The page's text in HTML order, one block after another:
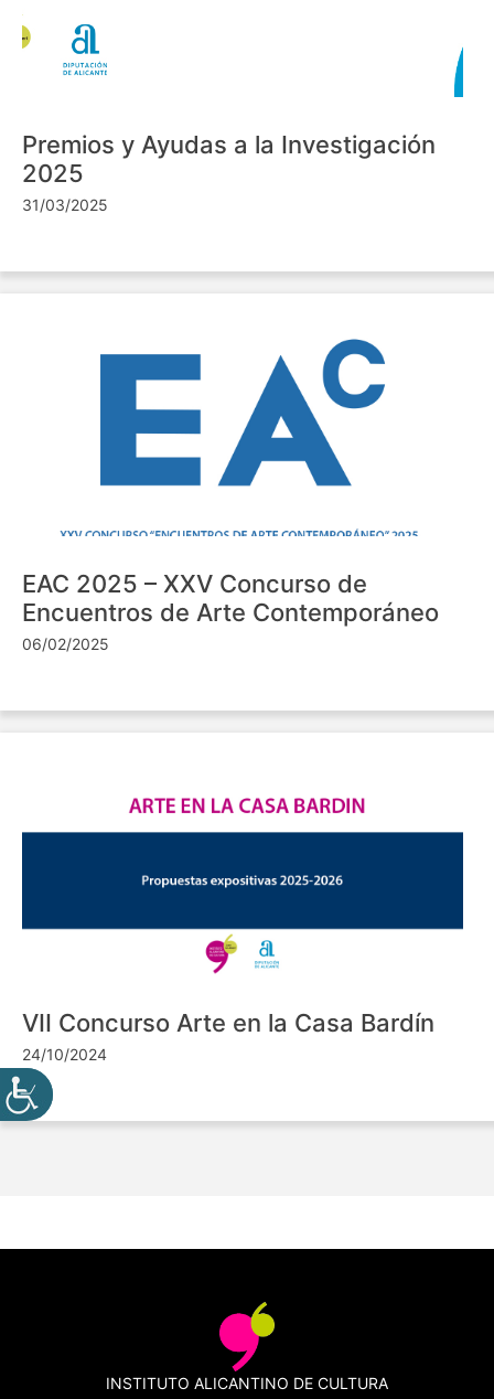
Premios y Ayudas a la Investigación
2025
31/03/2025
EAC 2025 – XXV Concurso de
Encuentros de Arte Contemporáneo
06/02/2025
VII Concurso Arte en la Casa Bardín
24/10/2024
INSTITUTO ALICANTINO DE CULTURA